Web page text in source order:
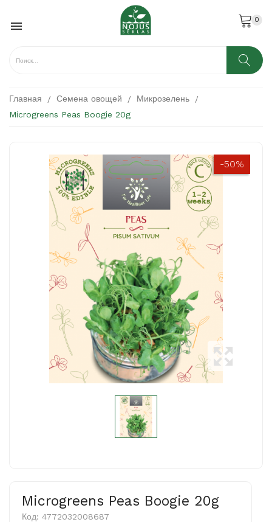
 0
Главная Семена овощей
Микрозелень
Microgreens Peas Boogie 20g
-50%
Microgreens Peas Boogie 20g
Код: 4772032008687